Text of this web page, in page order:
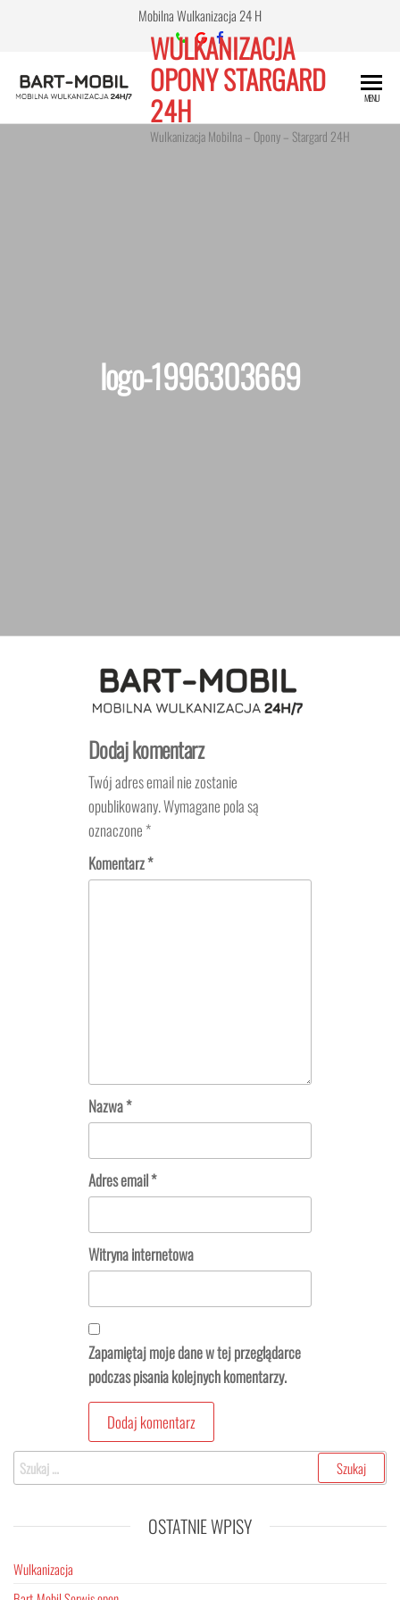
Mobilna Wulkanizacja 24 H
WULKANIZACJA
OPONY STARGARD
24H
Wulkanizacja Mobilna – Opony – Stargard 24H
MENU
logo-1996303669
Dodaj komentarz
Twój adres email nie zostanie
opublikowany.Wymagane pola są
oznaczone*
Komentarz*
Nazwa*
Adres email*
Witryna internetowa
Zapamiętaj moje dane w tej przeglądarce
podczas pisania kolejnych komentarzy.
Szukaj:
OSTATNIE WPISY
Wulkanizacja